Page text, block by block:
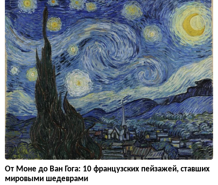
От Моне до Ван Гога: 10 французских пейзажей, ставших
мировыми шедеврами